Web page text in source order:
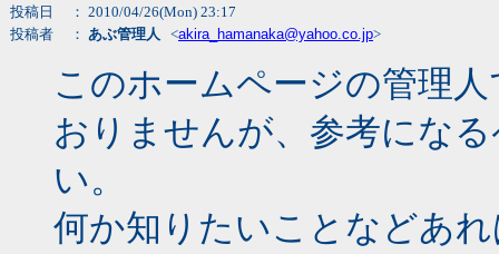
投稿日
： 2010/04/26(Mon) 23:17
投稿者
： あぶ管理人 <akira_hamanaka@yahoo.co.jp>
このホームページの管理
おりませんが、参考にな
い。
何か知りたいことなどあ